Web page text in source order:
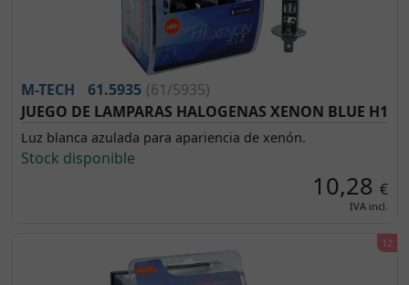
M-TECH 61.5935 (61/5935)
JUEGO DE LAMPARAS HALOGENAS XENON BLUE H1
Luz blanca azulada para apariencia de xenón.
Stock disponible
10,28 €
IVA incl.